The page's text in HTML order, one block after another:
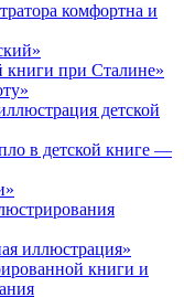
комфортна и
книги при Сталине»
детской
в детской книге —
иллюстрация»
книги и